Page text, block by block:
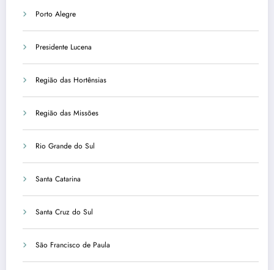
Porto Alegre
Presidente Lucena
Região das Hortênsias
Região das Missões
Rio Grande do Sul
Santa Catarina
Santa Cruz do Sul
São Francisco de Paula